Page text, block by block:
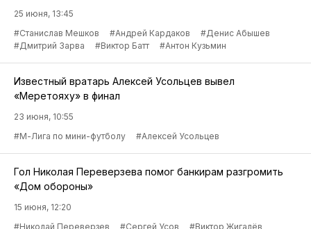
25 июня, 13:45
#Станислав Мешков
#Андрей Кардаков
#Денис Абышев
#Дмитрий Зарва
#Виктор Батт #Антон Кузьмин
Известный вратарь Алексей Усольцев вывел
«Меретояху» в финал
23 июня, 10:55
#М-Лига по мини-футболу
#Алексей Усольцев
Гол Николая Переверзева помог банкирам разгромить
«Дом обороны»
15 июня, 12:20
#Николай Переверзев
#Сергей Усов
#Виктор Жигалёв